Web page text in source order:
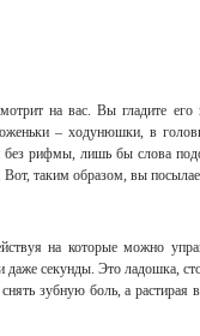
на вас. Вы гладите его
– ходунюшки, в
рифмы, лишь бы слова
таким образом, вы
на которые можно
секунды. Это ладошка,
зубную боль, а растирая